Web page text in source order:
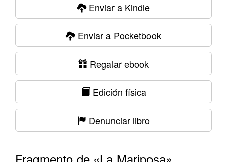
Enviar a Kindle
Enviar a Pocketbook
Regalar ebook
Edición física
Denunciar libro